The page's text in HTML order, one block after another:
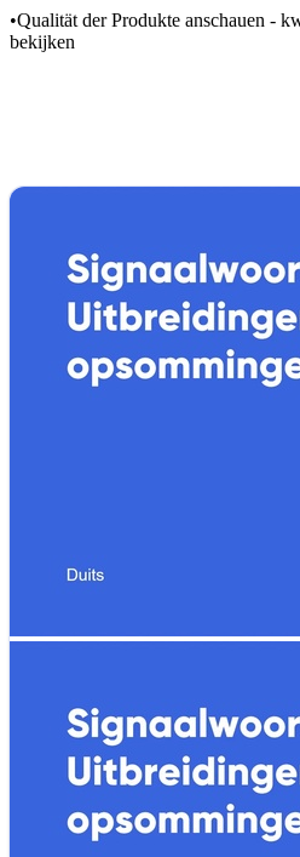
•Qualität der Produkte anschauen -
bekijken